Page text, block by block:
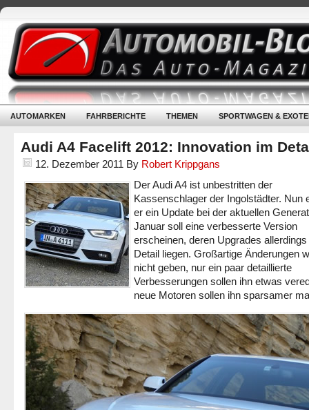
AUTOMARKEN FAHRBERICHTE THEMEN SPORTWAGEN &
Audi A4 Facelift 2012: Innovation im
12. Dezember 2011 By Robert Krippgans
Der Audi A4 ist unbestritten der
Kassenschlager der Ingolstädter. Nun
er ein Update bei der aktuellen
Januar soll eine verbesserte Version
erscheinen, deren Upgrades
Detail liegen. Großartige Änderungen
nicht geben, nur ein paar detaillierte
Verbesserungen sollen ihn etwas
neue Motoren sollen ihn sparsamer